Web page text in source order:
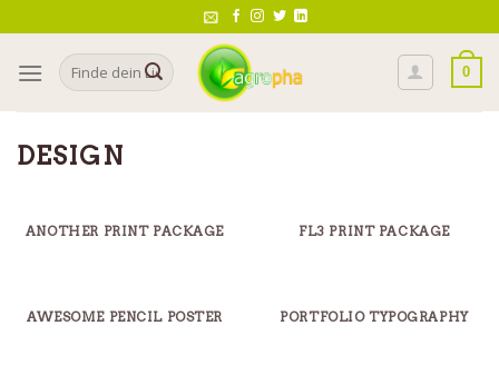
to
contentSearch
for:
0
DESIGN
ANOTHER PRINT PACKAGE FL3 PRINT PACKAGE
AWESOME PENCIL POSTER PORTFOLIO TYPOGRAPHY